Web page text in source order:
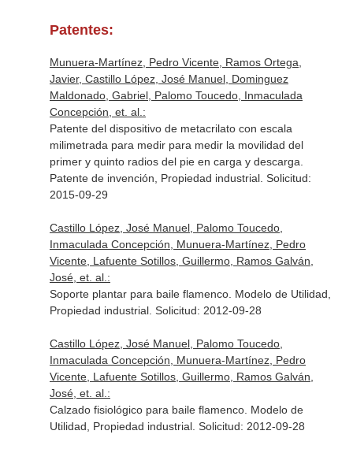
Patentes:
Munuera-Martínez, Pedro Vicente, Ramos Ortega,
Javier, Castillo López, José Manuel, Dominguez
Maldonado, Gabriel, Palomo Toucedo, Inmaculada
Concepción, et. al.:
Patente del dispositivo de metacrilato con escala
milimetrada para medir para medir la movilidad del
primer y quinto radios del pie en carga y descarga.
Patente de invención, Propiedad industrial. Solicitud:
2015-09-29
Castillo López, José Manuel, Palomo Toucedo,
Inmaculada Concepción, Munuera-Martínez, Pedro
Vicente, Lafuente Sotillos, Guillermo, Ramos Galván,
José, et. al.:
Soporte plantar para baile flamenco. Modelo de Utilidad,
Propiedad industrial. Solicitud: 2012-09-28
Castillo López, José Manuel, Palomo Toucedo,
Inmaculada Concepción, Munuera-Martínez, Pedro
Vicente, Lafuente Sotillos, Guillermo, Ramos Galván,
José, et. al.:
Calzado fisiológico para baile flamenco. Modelo de
Utilidad, Propiedad industrial. Solicitud: 2012-09-28